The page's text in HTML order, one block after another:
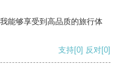
能够享受到高品质的旅行体
支持[0] 反对[0]